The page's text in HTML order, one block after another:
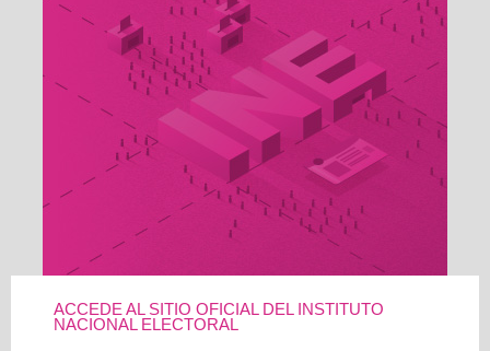
ACCEDE AL SITIO OFICIAL DEL INSTITUTO
NACIONAL ELECTORAL